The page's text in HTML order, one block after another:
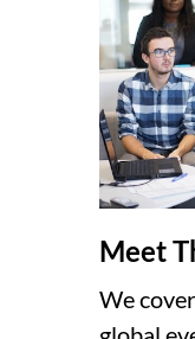
Meet
We